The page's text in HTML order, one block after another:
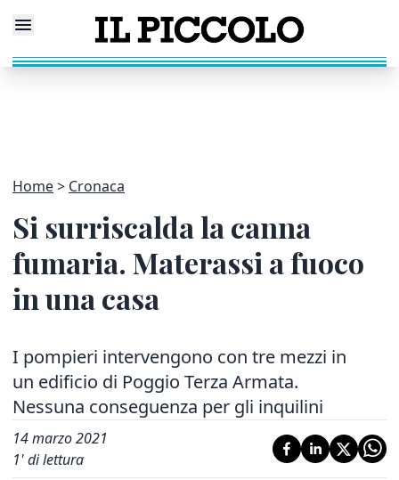
Home Cronaca
Si surriscalda la canna
fumaria. Materassi a fuoco
in una casa
I pompieri intervengono con tre mezzi in
un edificio di Poggio Terza Armata.
Nessuna conseguenza per gli inquilini
14 marzo 2021
1' di lettura